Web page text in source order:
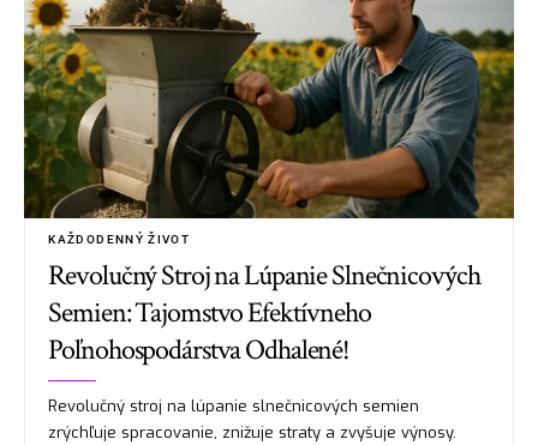
KAŽDODENNÝ ŽIVOT
Revolučný Stroj na Lúpanie Slnečnicových
Semien: Tajomstvo Efektívneho
Poľnohospodárstva Odhalené!
Revolučný stroj na lúpanie slnečnicových semien
zrýchľuje spracovanie, znižuje straty a zvyšuje výnosy.